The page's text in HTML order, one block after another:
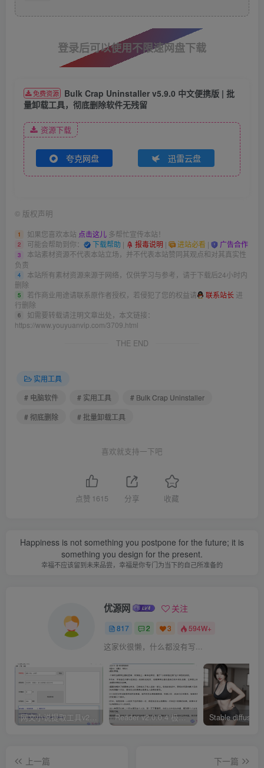
登录后可以使用不限速网盘下载
免费资源
Bulk Crap Uninstaller v5.9.0 中文便携版 | 批
量卸载工具，彻底删除软件无残留
资源下载
夸克网盘 迅雷云盘
© 版权声明
1 如果您喜欢本站 点击这儿 多帮忙宣传本站！
2 可能会帮助到你： 下载帮助 | 报毒说明 | 进站必看 | 广告合作
3
本站素材资源不代表本站立场，并不代表本站赞同其观点和对其真实性
负责
4
本站所有素材资源来源于网络，仅供学习与参考，请于下载后24小时内
删除
5 若作商业用途请联系原作者授权，若侵犯了您的权益请 联系站长 进
行删除
6
如需要转载请注明文章出处，本文链接：
https://www.youyuanvip.com/3709.html
THE END
实用工具
# 电脑软件
# 实用工具
# Bulk Crap Uninstaller
# 彻底删除
# 批量卸载工具
喜欢就支持一下吧
点赞 1615 分享 收藏
Happiness is not something you postpone for the future; it is
something you design for the present.
幸福不应该留到未来品尝，幸福是你专门为当下的自己所准备的
优源网 关注
817 2 3 594W+
这家伙很懒，什么都没有写...
网文小说提取工具v2.10.02 可以自动下载小说 从此不再花钱看小说 Reader v2.0.0.4 极简小说阅读器支持导入在线及离线书源
上一篇
下一篇